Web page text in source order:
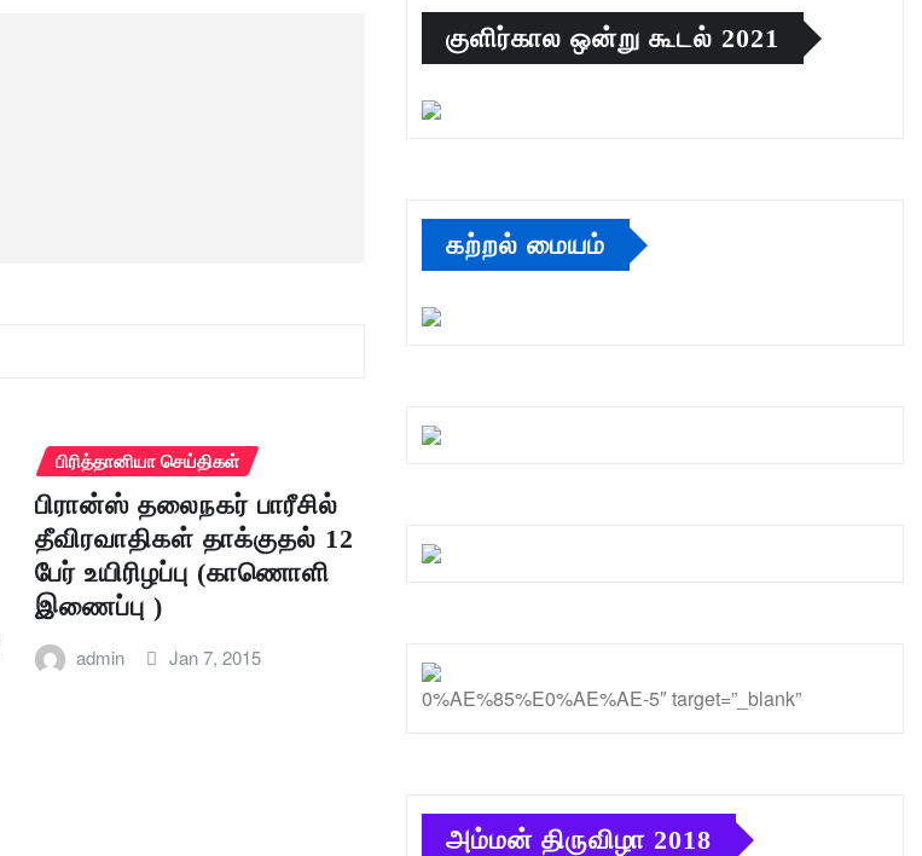
பிரித்தானியா செய்திகள்
பிரான்ஸ் தலைநகர் பாரீசில்
தீவிரவாதிகள் தாக்குதல் 12
பேர் உயிரிழப்பு (காணொளி
இணைப்பு )
admin Jan 7, 2015
குளிர்கால ஒன்று கூடல் 2021
கற்றல் மையம்
0%AE%85%E0%AE%AE-5″ target=”_blank”
அம்மன் திருவிழா 2018